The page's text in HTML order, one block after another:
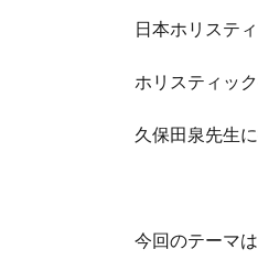
日本ホリステ
ホリスティッ
久保田泉先生
今回のテーマは